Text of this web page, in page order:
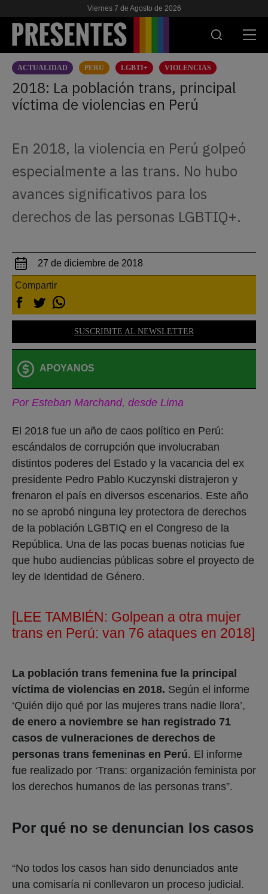
Viernes 7 de Agosto de 2026
ACTUALIDAD
INVESTIGACIONES
ESCUELA
NOSOTRES
APOYANOS
ES
ACTUALIDAD PERU LGBTI+ VIOLENCIAS
2018: La población trans, principal
víctima de violencias en Perú
En 2018, la violencia en Perú golpeó
especialmente a las trans. No hubo
avances significativos para los
derechos de las personas LGBTIQ+.
27 de diciembre de 2018
Compartir
SUSCRIBITE AL NEWSLETTER
APOYANOS
Por Esteban Marchand, desde Lima
El 2018 fue un año de caos político en Perú:
escándalos de corrupción que involucraban
distintos poderes del Estado y la vacancia del ex
presidente Pedro Pablo Kuczynski distrajeron y
frenaron el país en diversos escenarios. Este año
no se aprobó ninguna ley protectora de derechos
de la población LGBTIQ en el Congreso de la
República. Una de las pocas buenas noticias fue
que hubo audiencias públicas sobre el proyecto de
ley de Identidad de Género.
[LEE TAMBIÉN: Golpean a otra mujer
trans en Perú: van 76 ataques en 2018]
La población trans femenina fue la principal
víctima de violencias en 2018. Según el informe
‘Quién dijo qué por las mujeres trans nadie llora’,
de enero a noviembre se han registrado 71
casos de vulneraciones de derechos de
personas trans femeninas en Perú. El informe
fue realizado por ‘Trans: organización feminista por
los derechos humanos de las personas trans”.
Por qué no se denuncian los casos
“No todos los casos han sido denunciados ante
una comisaría ni conllevaron un proceso judicial.